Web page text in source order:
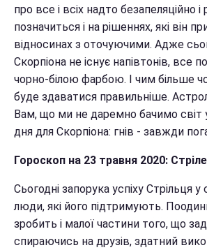
про все і всіх надто безапеляційно і
позначиться і на рішеннях, які він
відносинах з оточуючими. Адже
Скорпіона не існує напівтонів, все
чорно-білою фарбою. І чим більше
буде здаватися правильніше.
Вам, що ми не даремно бачимо світ
дня для Скорпіона: гнів - завжди
Гороскоп на 23 травня 2020:
Сьогодні запорука успіху Стрільця
люди, які його підтримують.
зробить і малої частини того, що
спираючись на друзів, здатний